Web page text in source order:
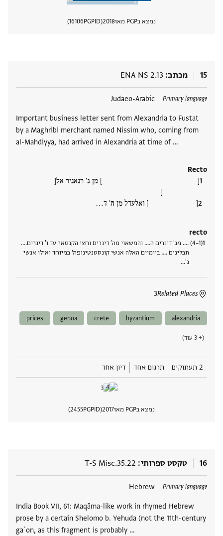
נמצא בPGP מאז 2018
PGPID
16106
15 מכתב ENA NS 2.13
Primary language
Judaeo-Arabic
Important business letter sent from Alexandria to Fustat
by a Maghribi merchant named Nissim who, coming from
al-Mahdiyya, had arrived in Alexandria at time of …
Recto
[ ] מן ג' רנאניר אל[
]
[ ] ואלעדל מן ה' ד‮…
recto
(1–4) .... מג' דינרים ה.... והמשאוי מה' דינרים וחצי הקנטאר עד ו' דינרים....
תבלינים .... ביומיים האלה אנשי קונסטנטינופול במיוחד ואילו אנשי
ג'‮…
Related Places
3
תגים
alexandria
byzantium
crete
genoa
prices
(+ 3 עוד)
2 תעתוקים תרגום אחד דיון אחד
נמצא בPGP מאז 2017
PGPID
2455
16 טקסט ספרותי T-S Misc.35.22
Primary language
Hebrew
India Book VII, 61: Maqāma-like work in rhymed Hebrew
prose by a certain Shelomo b. Yehuda (not the 11th-century
gaʾon, as this fragment is probably …
תגים